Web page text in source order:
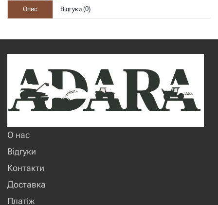
Опис
Відгуки (0)
О нас
Відгуки
Контакти
Доставка
Платіж